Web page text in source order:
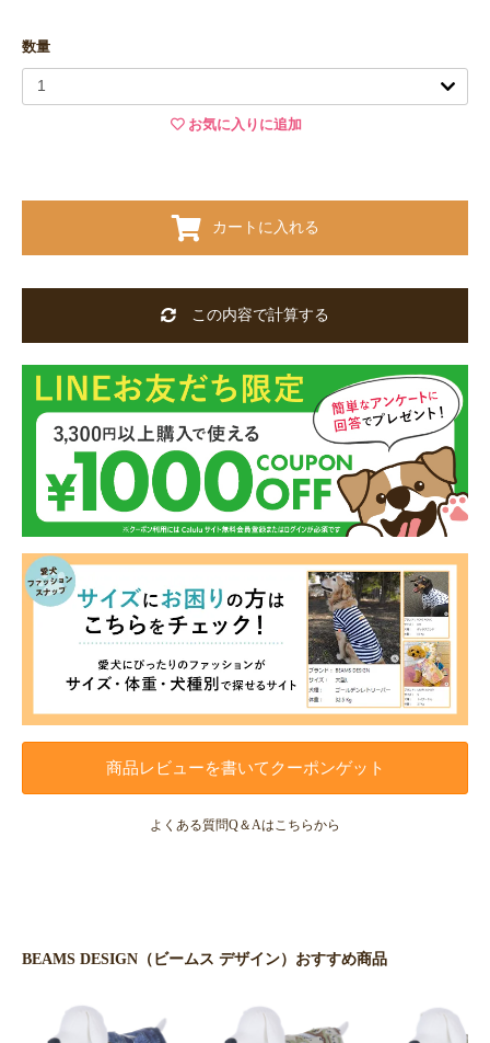
数量
お気に入りに追加
カートに入れる
この内容で計算する
商品レビューを書いてクーポンゲット
よくある質問Q＆Aはこちらから
BEAMS DESIGN（ビームス デザイン）おすすめ商品